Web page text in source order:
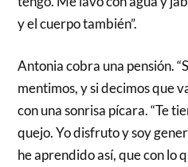
y el cuerpo también”.
Antonia cobra una pensión.
mentimos, y si decimos que
con una sonrisa pícara. “Te
quejo. Yo disfruto y soy
he aprendido así, que con lo